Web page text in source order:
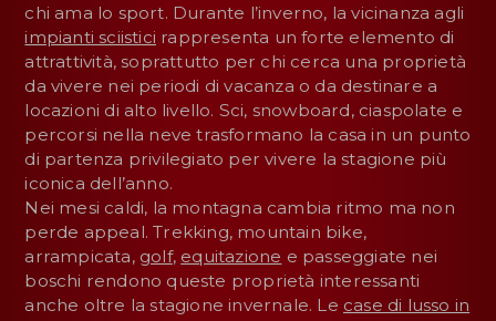
chi ama lo sport. Durante l’inverno, la vicinanza agli
impianti sciistici rappresenta un forte elemento di
attrattività, soprattutto per chi cerca una proprietà
da vivere nei periodi di vacanza o da destinare a
locazioni di alto livello. Sci, snowboard, ciaspolate e
percorsi nella neve trasformano la casa in un punto
di partenza privilegiato per vivere la stagione più
iconica dell’anno.
Nei mesi caldi, la montagna cambia ritmo ma non
perde appeal. Trekking, mountain bike,
arrampicata, golf, equitazione e passeggiate nei
boschi rendono queste proprietà interessanti
anche oltre la stagione invernale. Le case di lusso in